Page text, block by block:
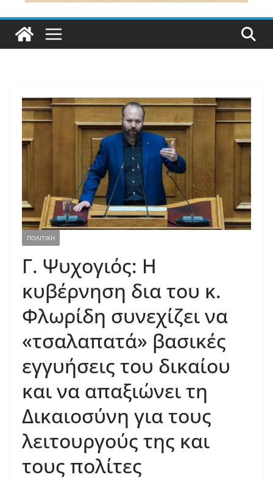
ΠΟΛΙΤΙΚΗ
Γ. Ψυχογιός: Η
κυβέρνηση δια του κ.
Φλωρίδη συνεχίζει να
«τσαλαπατά» βασικές
εγγυήσεις του δικαίου
και να απαξιώνει τη
Δικαιοσύνη για τους
λειτουργούς της και
τους πολίτες